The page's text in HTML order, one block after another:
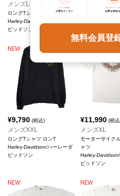
メンズL
ロングTシャツ ロンT
Harley-Davidson/ハーレーダ
ビッドソン
ロングTシャツ ロ
¥9,790 (税込)
メンズXXL
ロングTシャツ ロンT
Harley-Davidson/ハーレーダ
ビッドソン
¥11,990(税
メンズXL
モーターサイク
ャツ
Harley-
ビッドソン
無料会員登